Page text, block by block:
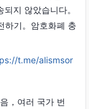
지 않았습니다。
하기。암호화폐 충
t.me/alismsor
，여러 국가 번